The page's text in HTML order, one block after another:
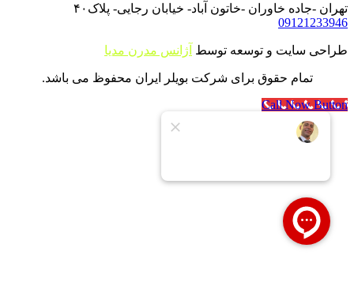
تهران -جاده خاوران -خاتون آباد- خیابان رجایی- پلاک۴۰
09121233946
طراحی سایت و توسعه توسط آژانس مدرن مدیا
تمام حقوق برای شرکت بویلر ایران محفوظ می باشد.
Call Now Button